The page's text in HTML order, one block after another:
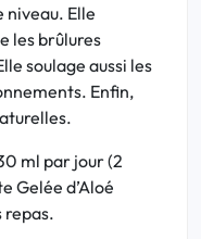
Elle
les brûlures
soulage aussi les
Enfin,
ml par jour (2
Gelée d’Aloé
repas.